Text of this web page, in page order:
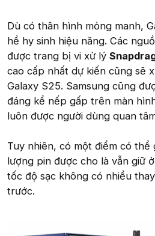
Dù có thân hình mỏng manh,
hề hy sinh hiệu năng. Các
được trang bị vi xử lý
cao cấp nhất dự kiến cũng sẽ
Galaxy S25. Samsung cũng
đáng kể nếp gấp trên màn
luôn được người dùng quan
Tuy nhiên, có một điểm có
lượng pin được cho là vẫn giữ
tốc độ sạc không có nhiều
trước.